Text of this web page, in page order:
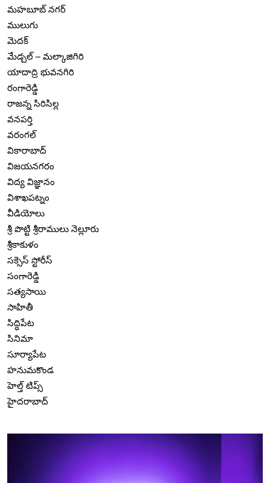
మహబూబ్ నగర్
ములుగు
మెదక్
మేడ్చల్ – మల్కాజిగిరి
యాదాద్రి భువనగిరి
రంగారెడ్డి
రాజన్న సిరిసిల్ల
వనపర్తి
వరంగల్
వికారాబాద్
విజయనగరం
విద్య విజ్ఞానం
విశాఖపట్నం
వీడియోలు
శ్రీ పొట్టి శ్రీరాములు నెల్లూరు
శ్రీకాకుళం
సక్సెస్ స్టోరీస్
సంగారెడ్డి
సత్యసాయి
సాహితీ
సిద్ధిపేట
సినిమా
సూర్యాపేట
హనుమకొండ
హెల్త్ టిప్స్
హైదరాబాద్